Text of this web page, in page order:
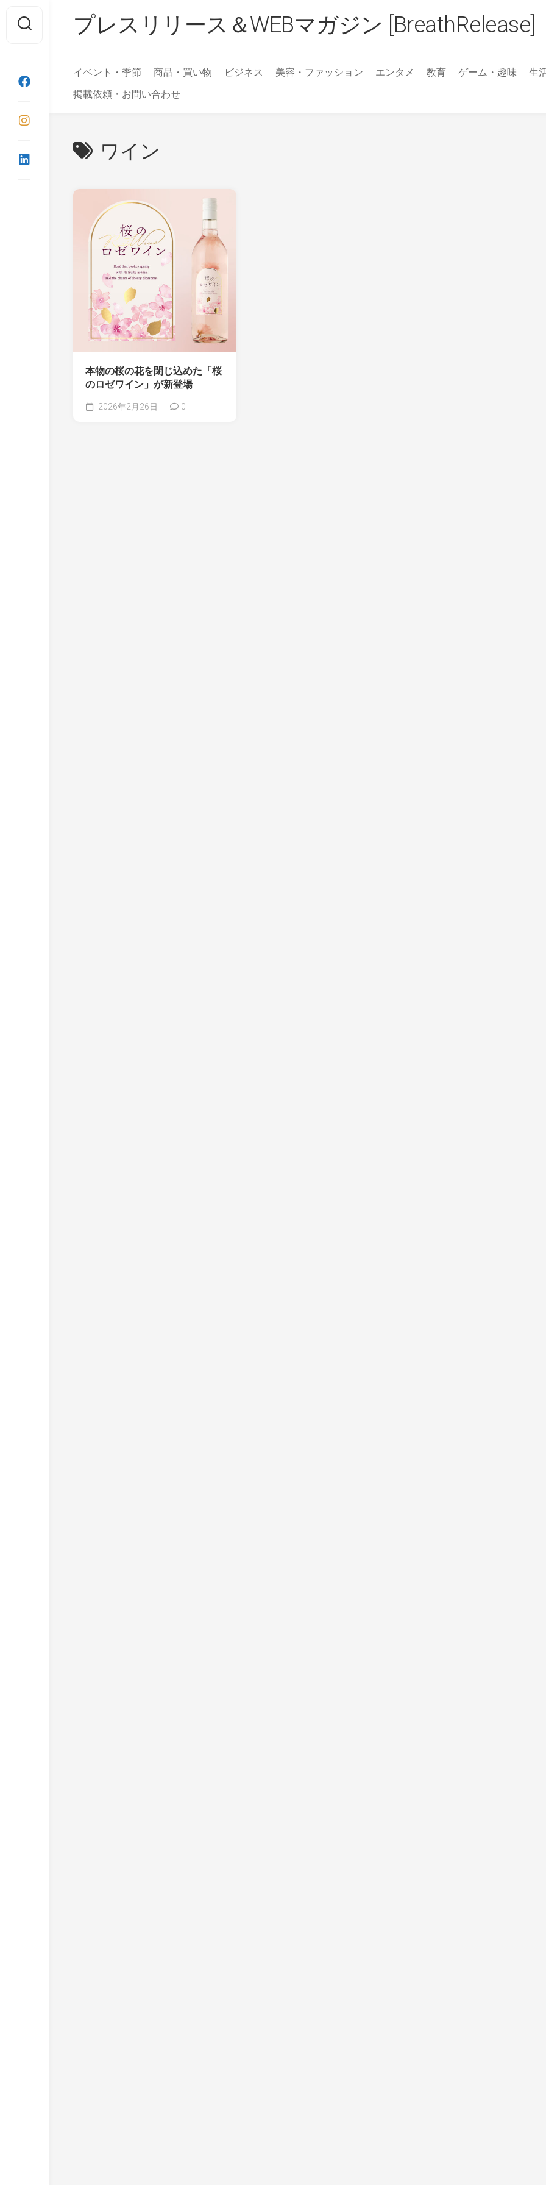
content
プレスリリース＆WEBマガジン [BreathRelease]
イベント・季節 商品・買い物 ビジネス 美容・ファッション エンタメ 教育 ゲーム・趣味
生
掲載依頼・お問い合わせ
ワイン
本物の桜の花を閉じ込めた「桜
のロゼワイン」が新登場
2026年2月26日 0